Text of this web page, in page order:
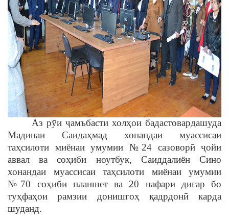
Аз рȳи ҷамъбасти холҳои бадастовардашуда
Мадинаи Саидаҳмад хонандаи муассисаи
таҳсилоти миёнаи умумии №24 сазоворӣ ҷойи
аввал ва соҳиби ноутбук, Саиддалиён Сино
хонандаи муассисаи таҳсилоти миёнаи умумии
№70 соҳиби планшет ва 20 нафари дигар бо
туҳфаҳои рамзии донишгоҳ қадрдонӣ карда
шуданд.